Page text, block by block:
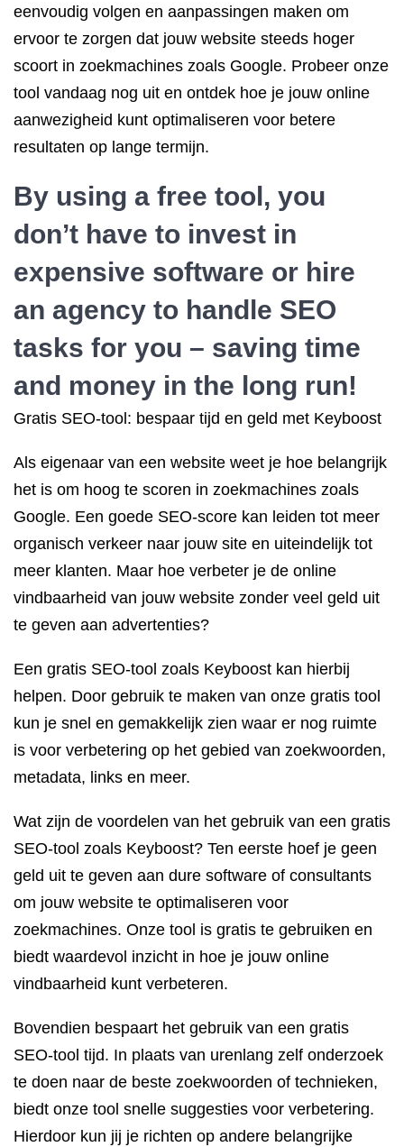
eenvoudig volgen en aanpassingen maken om
ervoor te zorgen dat jouw website steeds hoger
scoort in zoekmachines zoals Google. Probeer onze
tool vandaag nog uit en ontdek hoe je jouw online
aanwezigheid kunt optimaliseren voor betere
resultaten op lange termijn.
By using a free tool, you
don’t have to invest in
expensive software or hire
an agency to handle SEO
tasks for you – saving time
and money in the long run!
Gratis SEO-tool: bespaar tijd en geld met Keyboost
Als eigenaar van een website weet je hoe belangrijk
het is om hoog te scoren in zoekmachines zoals
Google. Een goede SEO-score kan leiden tot meer
organisch verkeer naar jouw site en uiteindelijk tot
meer klanten. Maar hoe verbeter je de online
vindbaarheid van jouw website zonder veel geld uit
te geven aan advertenties?
Een gratis SEO-tool zoals Keyboost kan hierbij
helpen. Door gebruik te maken van onze gratis tool
kun je snel en gemakkelijk zien waar er nog ruimte
is voor verbetering op het gebied van zoekwoorden,
metadata, links en meer.
Wat zijn de voordelen van het gebruik van een gratis
SEO-tool zoals Keyboost? Ten eerste hoef je geen
geld uit te geven aan dure software of consultants
om jouw website te optimaliseren voor
zoekmachines. Onze tool is gratis te gebruiken en
biedt waardevol inzicht in hoe je jouw online
vindbaarheid kunt verbeteren.
Bovendien bespaart het gebruik van een gratis
SEO-tool tijd. In plaats van urenlang zelf onderzoek
te doen naar de beste zoekwoorden of technieken,
biedt onze tool snelle suggesties voor verbetering.
Hierdoor kun jij je richten op andere belangrijke